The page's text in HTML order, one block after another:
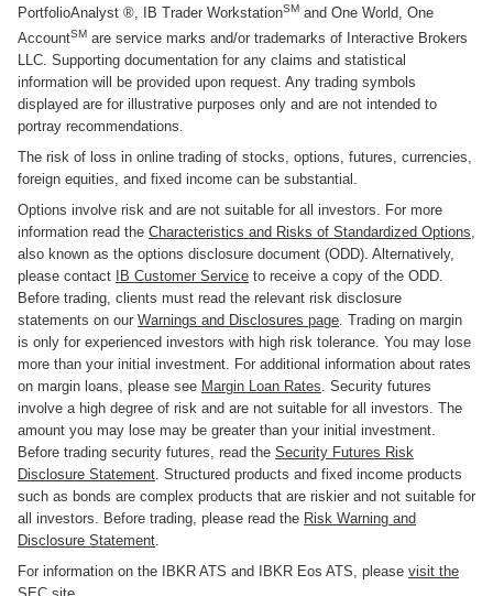
PortfolioAnalyst ®, IB Trader WorkstationSM and One World, One
AccountSM are service marks and/or trademarks of Interactive Brokers
LLC. Supporting documentation for any claims and statistical
information will be provided upon request. Any trading symbols
displayed are for illustrative purposes only and are not intended to
portray recommendations.
The risk of loss in online trading of stocks, options, futures, currencies,
foreign equities, and fixed income can be substantial.
Options involve risk and are not suitable for all investors. For more
information read the Characteristics and Risks of Standardized Options,
also known as the options disclosure document (ODD). Alternatively,
please contact
IB Customer Service to receive a copy of the ODD.
Before trading, clients must read the relevant risk disclosure
statements on our Warnings and Disclosures page. Trading on margin
is only for experienced investors with high risk tolerance. You may lose
more than your initial investment. For additional information about rates
on margin loans, please see Margin Loan Rates. Security futures
involve a high degree of risk and are not suitable for all investors. The
amount you may lose may be greater than your initial investment.
Before trading security futures, read the Security Futures Risk
Disclosure Statement. Structured products and fixed income products
such as bonds are complex products that are riskier and not suitable for
all investors. Before trading, please read the Risk Warning and
Disclosure Statement.
For information on the IBKR ATS and IBKR Eos ATS, please visit the